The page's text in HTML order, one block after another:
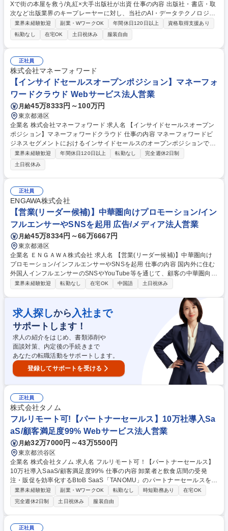
Xで街の本屋を救う/丸紅×大手出版社が出資 仕事の内容 出版社・書店・取
次など出版業界のキープレーヤーに対し、当社のAI・データテクノロジー
を活用した課題解決提案を行い、顧客開拓から商談設計、提案、契約、導
入に向けた社内外調整までをリードいただきます。 【具体的には】■アカ
ウントグロース：既存顧客へのアップセル提案と継続的な関係構築■顧客
提案・契約管理：出版業界顧客への課題ヒアリング、仮説構築、ソリュー
ション提案から契約管理までを一貫して担当■全体戦略・KPI管理:営業戦
略の設計・実行、および営業KPI達成に向けた施策推進■企画・プロセス改
善:営業プロセスの改善・資料最適化、および業界動向を踏まえた新サービ
ス・マーケティング企画の立案・実行 募集職種 【フィールドセールス】
出版業界×DXで街の本屋を救う/丸紅×大手出版社が出資
業界未経験歓迎 副業・WワークOK 年間休日120日以上
資格取得支援あり
転勤なし
在宅OK 土日祝休み 服装自由
正社員
株式会社マネーフォワード
【インサイドセールスオープンポジション】マネーフォ
ワードクラウド Webサービス法人営業
月給45万8333円～100万円
東京都港区
企業名 株式会社マネーフォワード 求人名 【インサイドセールスオープン
ポジション】マネーフォワードクラウド 仕事の内容 マネーフォワードビ
ジネスセグメントにおけるインサイドセールスのオープンポジションで
す。ご経験や適性に応じて、各事業部（ERP、HR、SMB等）の最適なポ
ジションをご提案します。 【具体的な業務（配属先により異なる）】 ■マ
ーケティングが獲得したリードに対する架電、ヒアリング、商談創出 ■顧
客の事業課題や潜在的ニーズの抽出、最適なプロダクトの一次提案 ■顧客
データの分析およびマーケティング、フィールドセールスへのフィードバ
ック ■効果的なアプローチ手法の設計、プロセス改善による仕組み化 ※単
なるアポイント獲得ではなく、事業のトップラインを牽引する戦略部門で
す。 募集職種 【インサイドセールスオープンポジション】マネーフォワ
ードクラウド
業界未経験歓迎 年間休日120日以上 転勤なし
完全週休2日制
土日祝休み
正社員
ENGAWA株式会社
【営業(リーダー候補)】中華圏向けプロモーション/イン
フルエンサーやSNSを起用 広告/メディア法人営業
月給45万8334円～66万6667円
東京都港区
企業名 ＥＮＧＡＷＡ株式会社 求人名 【営業(リーダー候補)】中華圏向け
プロモーション/インフルエンサーやSNSを起用 仕事の内容 国内外に住む
外国人インフルエンサーのSNSやYouTube等を通じて、顧客の中華圏向け
プロモーション活動を支援する仕事です。セールス＆ディレクション担当
提案、新規クライアント開拓、提案後のディレクション等、顧客折衝・進
行管理までプロデューサー的な立場で責任をもって取り仕切ります。 ■SN
Sインフルエンサーマーケター事業とTokyo Weekender事業の新規開拓 ■
プロモーション企画立案 ■プロジェクトマネジメント ■人的マネジメント
■営業戦略立案と実行 ※変更の範囲:当社およびAnyMindグループ各社の業
務全般 募集職種 【営業(リーダー候補)】中華圏向けプロモーション/イン
フルエンサーやSNSを起用
業界未経験歓迎 転勤なし 在宅OK 中国語 土日祝休み
求人探しから 入社まで
サポートします！
求人の紹介をはじめ、書類添削や
面談対策、内定後の手続きまで
あなたの転職活動をサポートします。
登録してサポートを受ける
正社員
株式会社タノム
フルリモート可!【パートナーセールス】10万社導入Sa
aS/顧客満足度99% Webサービス法人営業
月給32万7000円～43万5500円
東京都渋谷区
企業名 株式会社タノム 求人名 フルリモート可！【パートナーセールス】
10万社導入SaaS/顧客満足度99% 仕事の内容 卸業者と飲食店間の受発
注・販促を効率化するBtoB SaaS「TANOMU」のパートナーセールスをご
担当いただきます。パートナー企業との共同施策の企画・運営から、紹介
案件の提案・クロージング、 導入支援に向けた社内連携まで幅広く携わっ
ていただくポジションです。 【業務詳細】■パートナー企業との協業施策
の企画・推進 ■紹介案件の提案・クロージング■パートナー向けの提案力
向上支援・関係構築 ■パートナー運用設計 ■顧客課題のヒアリング ■開発
業界未経験歓迎 副業・WワークOK 転勤なし 時短勤務あり
在宅OK
完全週休2日制
土日祝休み 服装自由
正社員